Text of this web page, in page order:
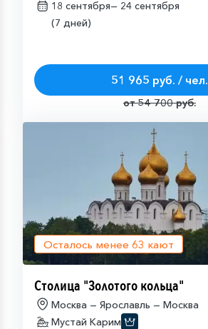
18 сентября— 24 сентября
(7 дней)
51 965 руб. / чел.
от 54 700 руб.
Осталось менее 63 кают
Столица "Золотого кольца"
Москва — Ярославль — Москва
Мустай Карим